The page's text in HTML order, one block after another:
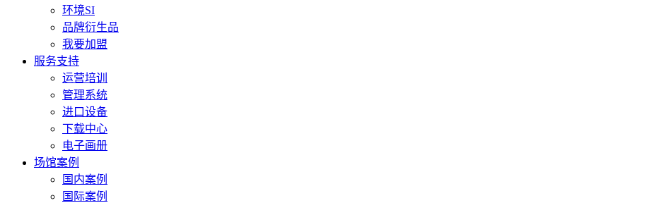
环境SI
品牌衍生品
我要加盟
服务支持
运营培训
管理系统
进口设备
下载中心
电子画册
场馆案例
国内案例
国际案例